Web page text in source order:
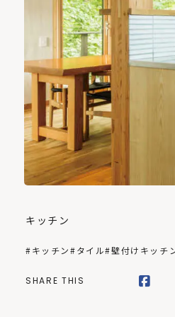
キッチン
#キッチン#タイル#壁付けキッチ
SHARE THIS